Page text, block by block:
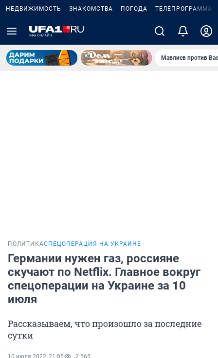
НЕДВИЖИМОСТЬ ЗНАКОМСТВА ПОГОДА ТЕЛЕПРОГРАММА
Мавлиев против
ПОЛИТИКАСПЕЦОПЕРАЦИЯ НА УКРАИНЕ
Германии нужен газ, россияне
скучают по Netflix. Главное вокруг
спецоперации на Украине за 10
июля
Рассказываем, что произошло за последние
сутки
10 июля 2022, 21:05 2 565